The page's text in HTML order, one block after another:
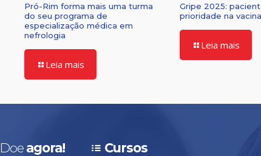
Pró-Rim forma mais uma turma
do seu programa de
especialização médica em
nefrologia
Leia mais
Gripe 2025:
prioridade na
Leia mais
Doe agora! Cursos